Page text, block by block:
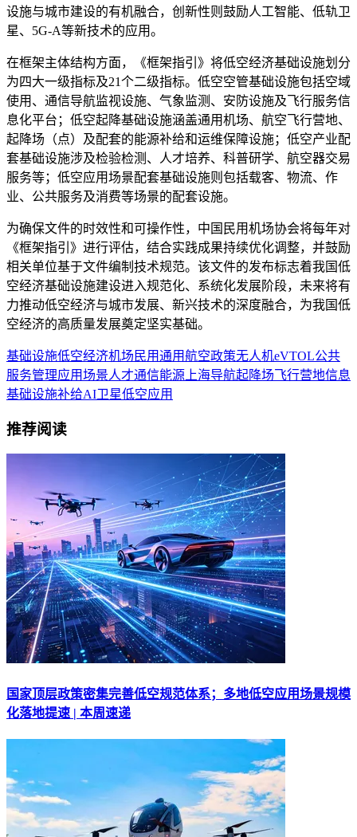
设施与城市建设的有机融合，创新性则鼓励人工智能、低轨卫
星、5G-A等新技术的应用。
在框架主体结构方面，《框架指引》将低空经济基础设施划分
为四大一级指标及21个二级指标。低空空管基础设施包括空域
使用、通信导航监视设施、气象监测、安防设施及飞行服务信
息化平台；低空起降基础设施涵盖通用机场、航空飞行营地、
起降场（点）及配套的能源补给和运维保障设施；低空产业配
套基础设施涉及检验检测、人才培养、科普研学、航空器交易
服务等；低空应用场景配套基础设施则包括载客、物流、作
业、公共服务及消费等场景的配套设施。
为确保文件的时效性和可操作性，中国民用机场协会将每年对
《框架指引》进行评估，结合实践成果持续优化调整，并鼓励
相关单位基于文件编制技术规范。该文件的发布标志着我国低
空经济基础设施建设进入规范化、系统化发展阶段，未来将有
力推动低空经济与城市发展、新兴技术的深度融合，为我国低
空经济的高质量发展奠定坚实基础。
基础设施低空经济机场 民用通用航空政策无人机eVTOL公共
服务管理应用场景人才通信能源 上海导航起降场飞行营地信息
基础设施补给AI卫星低空应用
推荐阅读
国家顶层政策密集完善低空规范体系；多地低空应用场景规模
化落地提速 | 本周速递